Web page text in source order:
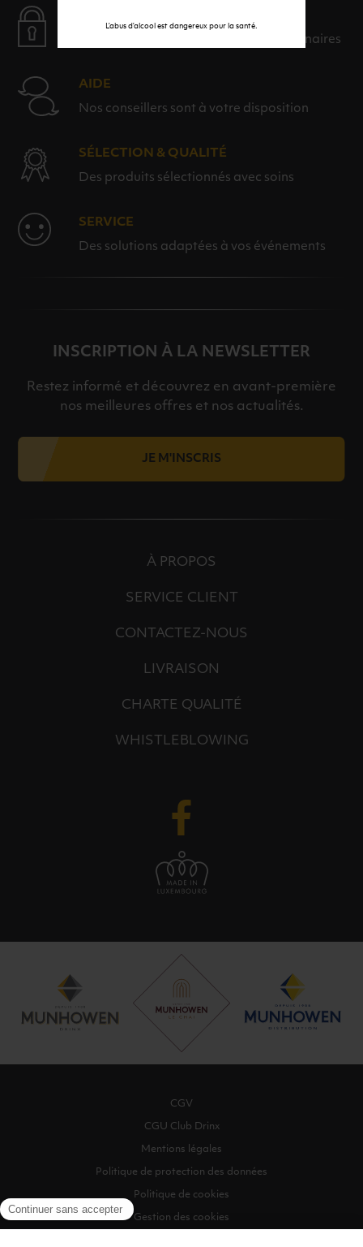
L’abus d’alcool est dangereux pour la santé.
Payer en toute sérénité avec nos partenaires
AIDE
Nos conseillers sont à votre disposition
SÉLECTION & QUALITÉ
Des produits sélectionnés avec soins
SERVICE
Des solutions adaptées à vos événements
INSCRIPTION À LA NEWSLETTER
Restez informé et découvrez en avant-première
nos meilleures offres et nos actualités.
JE M'INSCRIS
À PROPOS
SERVICE CLIENT
CONTACTEZ-NOUS
LIVRAISON
CHARTE QUALITÉ
WHISTLEBLOWING
CGV
CGU Club Drinx
Mentions légales
Politique de protection des données
Politique de cookies
Gestion des cookies